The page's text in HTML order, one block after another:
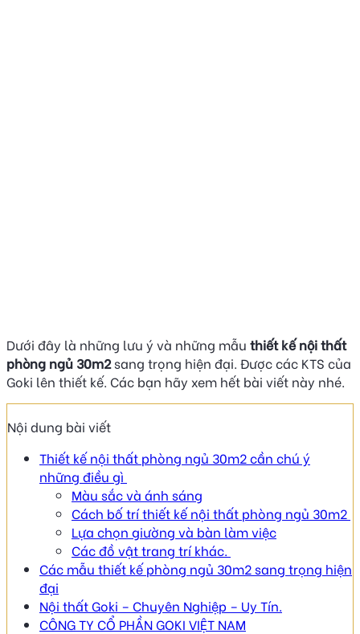
Dưới đây là những lưu ý và những mẫu thiết kế nội thất
phòng ngủ 30m2sang trọng hiện đại. Được các KTS của
Goki lên thiết kế. Các bạn hãy xem hết bài viết này nhé.
Nội dung bài viết
Thiết kế nội thất phòng ngủ 30m2 cần chú ý
những điều gì
Màu sắc và ánh sáng
Cách bố trí thiết kế nội thất phòng ngủ 30m2
Lựa chọn giường và bàn làm việc
Các đồ vật trang trí khác.
Các mẫu thiết kế phòng ngủ 30m2 sang trọng hiện
đại
Nội thất Goki – Chuyên Nghiệp – Uy Tín.
CÔNG TY CỔ PHẦN GOKI VIỆT NAM